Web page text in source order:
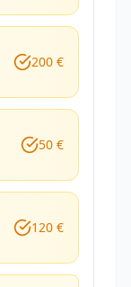
200 €
50 €
120 €